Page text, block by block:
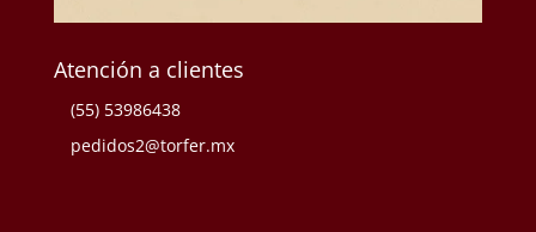
Atención a clientes
(55) 53986438
pedidos2@torfer.mx